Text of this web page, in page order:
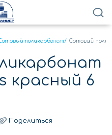
поликарбонат/ Сотовый
красный 6
Поделиться